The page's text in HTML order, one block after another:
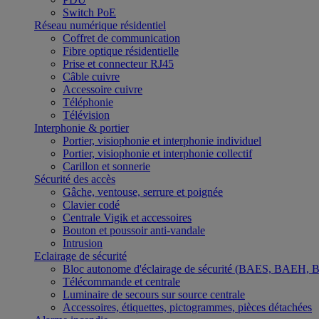
Switch PoE
Réseau numérique résidentiel
Coffret de communication
Fibre optique résidentielle
Prise et connecteur RJ45
Câble cuivre
Accessoire cuivre
Téléphonie
Télévision
Interphonie & portier
Portier, visiophonie et interphonie individuel
Portier, visiophonie et interphonie collectif
Carillon et sonnerie
Sécurité des accès
Gâche, ventouse, serrure et poignée
Clavier codé
Centrale Vigik et accessoires
Bouton et poussoir anti-vandale
Intrusion
Eclairage de sécurité
Bloc autonome d'éclairage de sécurité (BAES,
Télécommande et centrale
Luminaire de secours sur source centrale
Accessoires, étiquettes, pictogrammes, pièces détachées